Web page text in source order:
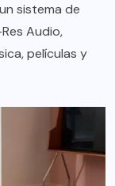
sistema de
Audio,
películas y